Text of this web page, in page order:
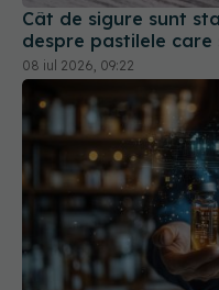
Japonia aprobă
pentru Parkinson și